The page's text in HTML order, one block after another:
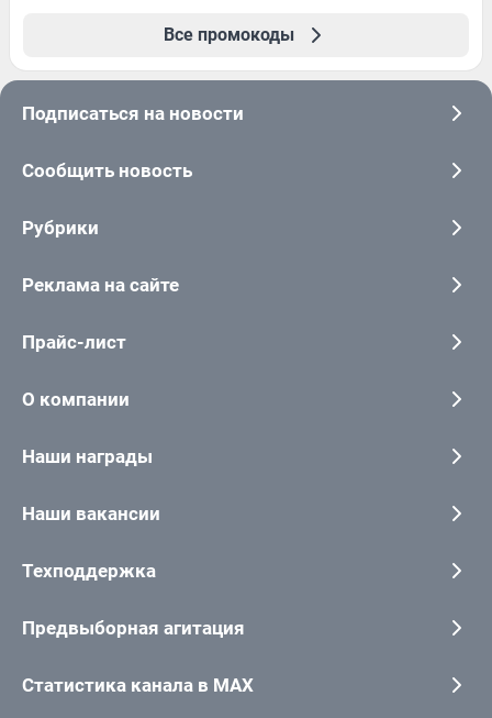
Все промокоды
Подписаться на новости
Сообщить новость
Рубрики
Реклама на сайте
Прайс-лист
О компании
Наши награды
Наши вакансии
Техподдержка
Предвыборная агитация
Статистика канала в MAX